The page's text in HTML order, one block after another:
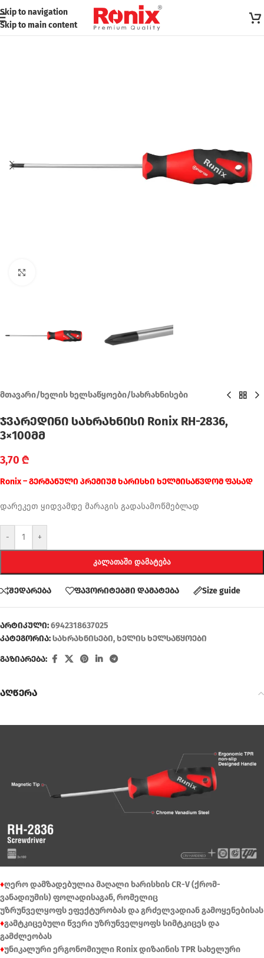
Skip to navigation
Skip to main content
მთავარი/ხელის ხელსაწყოები/სახრახნისები
ჯვარედინი სახრახნისი Ronix RH-2836,
3×100მმ
3,70 ₾
Ronix – გერმანული პრემიუმ ხარისხი ხელმისაწვდომ ფასად
დარეკეთ ყიდვამდე მარაგის გადასამოწმებლად
- +
ᲙᲐᲚᲐᲗᲐᲨᲘ ᲓᲐᲛᲐᲢᲔᲑᲐ
შედარება ფავორიტებში დამატება Size guide
არტიკული:6942318637025
კატეგორია:სახრახნისები,ხელის ხელსაწყოები
გაზიარება:
აღწერა
♦ღერო დამზადებულია მაღალი ხარისხის CR-V (ქრომ-
ვანადიუმის) ფოლადისაგან, რომელიც
უზრუნველყოფს ეფექტურობას და გრძელვადიან გამოყენებისას
♦გამტკიცებული წვერი უზრუნველყოფს სიმტკიცეს და
გამძლეობას
♦უნიკალური ერგონომიული Ronix დიზაინის TPR სახელური